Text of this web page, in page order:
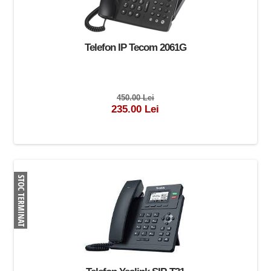
Telefon IP Tecom 2061G
450.00 Lei
235.00 Lei